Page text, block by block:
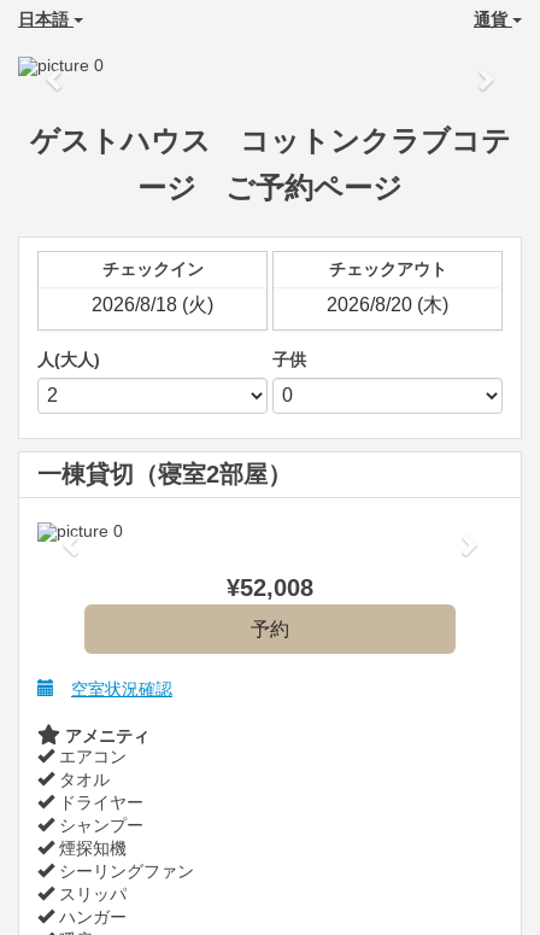
日本語 通貨
Previous Next
ゲストハウス コットンクラブコテ
ージ ご予約ページ
チェックイン チェックアウト
人(大人) 子供
一棟貸切（寝室2部屋）
Previous
Next
¥52,008
空室状況確認
アメニティ
エアコン
タオル
ドライヤー
シャンプー
煙探知機
シーリングファン
スリッパ
ハンガー